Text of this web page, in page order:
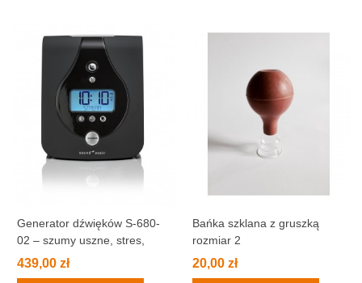
Generator dźwięków S-680-
02 – szumy uszne, stres,
zmęczenie, bezsenność
439,00 zł
Bańka szklana z gruszką
rozmiar 2
20,00 zł